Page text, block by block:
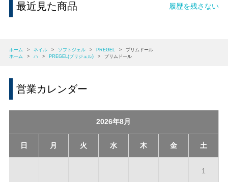
最近見た商品 履歴を残さない
ホーム > ネイル > ソフトジェル > PREGEL >
プリムドール
ホーム
> ハ > PREGEL(プリジェル) > プリムドール
営業カレンダー
2026年8月
日 月 火 水 木 金 土
1